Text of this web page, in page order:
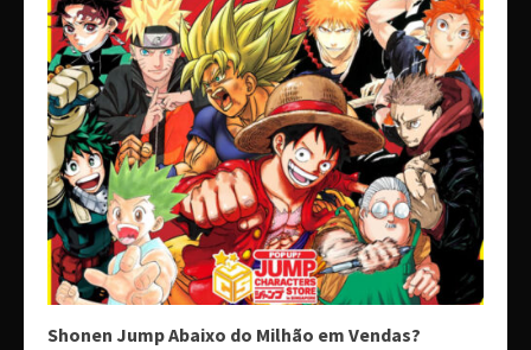
Shonen Jump Abaixo do Milhão em Vendas?